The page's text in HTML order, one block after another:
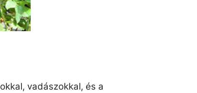
vadászokkal, és a